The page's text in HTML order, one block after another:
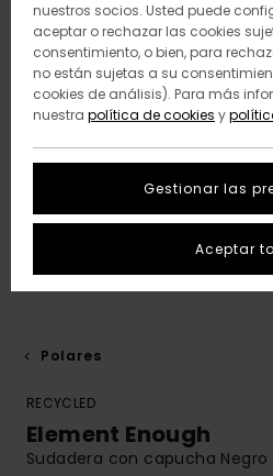
Polares
RECYCLED
Element Enough
Sudadera con capucha
nuestros socios. Usted puede
aceptar o rechazar las cookies
consentimiento, o bien, para
no están sujetas a su
cookies de análisis). Para más
nuestra política de cookies y
Gestionar las
Aceptar